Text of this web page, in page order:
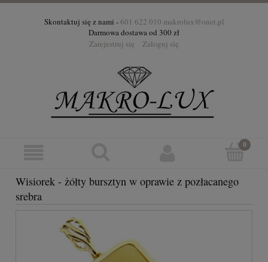
Skontaktuj się z nami -601 622 010 makrolux@onet.pl
Darmowa dostawa od 300 zł
Zarejestruj się
Zaloguj się
Wisiorek - żółty bursztyn w oprawie z pozłacanego
srebra